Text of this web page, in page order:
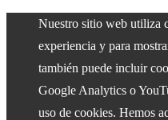
Nuestro sitio web utiliza
experiencia y para
también puede incluir
Google Analytics o
uso de cookies. Hemos